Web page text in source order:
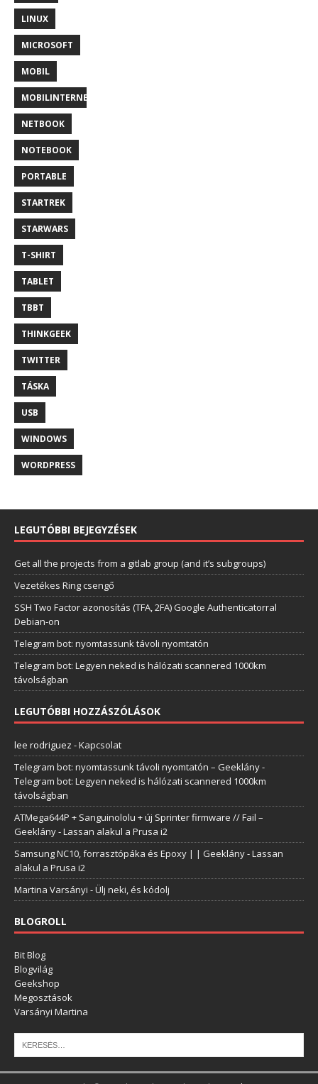
LINUX
MICROSOFT
MOBIL
MOBILINTERNET
NETBOOK
NOTEBOOK
PORTABLE
STARTREK
STARWARS
T-SHIRT
TABLET
TBBT
THINKGEEK
TWITTER
TÁSKA
USB
WINDOWS
WORDPRESS
LEGUTÓBBI BEJEGYZÉSEK
Get all the projects from a gitlab group (and it’s subgroups)
Vezetékes Ring csengő
SSH Two Factor azonosítás (TFA, 2FA) Google Authenticatorral
Debian-on
Telegram bot: nyomtassunk távoli nyomtatón
Telegram bot: Legyen neked is hálózati scannered 1000km
távolságban
LEGUTÓBBI HOZZÁSZÓLÁSOK
lee rodriguez -Kapcsolat
Telegram bot: nyomtassunk távoli nyomtatón – Geeklány-
Telegram bot: Legyen neked is hálózati scannered 1000km
távolságban
ATMega644P + Sanguinololu + új Sprinter firmware // Fail –
Geeklány-Lassan alakul a Prusa i2
Samsung NC10, forrasztópáka és Epoxy | | Geeklány-Lassan
alakul a Prusa i2
Martina Varsányi -Ülj neki, és kódolj
BLOGROLL
Bit Blog
Blogvilág
Geekshop
Megosztások
Varsányi Martina